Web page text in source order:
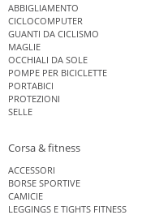
ABBIGLIAMENTO
CICLOCOMPUTER
GUANTI DA CICLISMO
MAGLIE
OCCHIALI DA SOLE
POMPE PER BICICLETTE
PORTABICI
PROTEZIONI
SELLE
Corsa & fitness
ACCESSORI
BORSE SPORTIVE
CAMICIE
LEGGINGS E TIGHTS FITNESS